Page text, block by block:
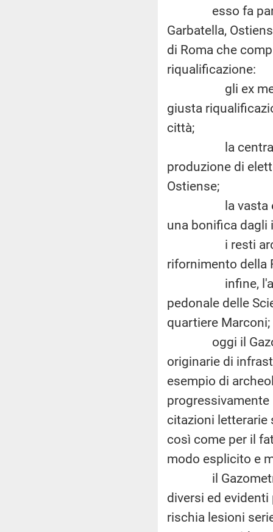
esso fa parte
Garbatella,
di Roma che
riqualificazione:
gli ex mercati
giusta
città;
la centrale
produzione di
Ostiense;
la vasta ed
una bonifica dagli
i resti
rifornimento della
infine, l'area,
pedonale delle
quartiere Marconi;
oggi il
originarie di
esempio di
citazioni letterarie
così come per il
modo esplicito e
il Gazometro,
diversi ed
rischia lesioni